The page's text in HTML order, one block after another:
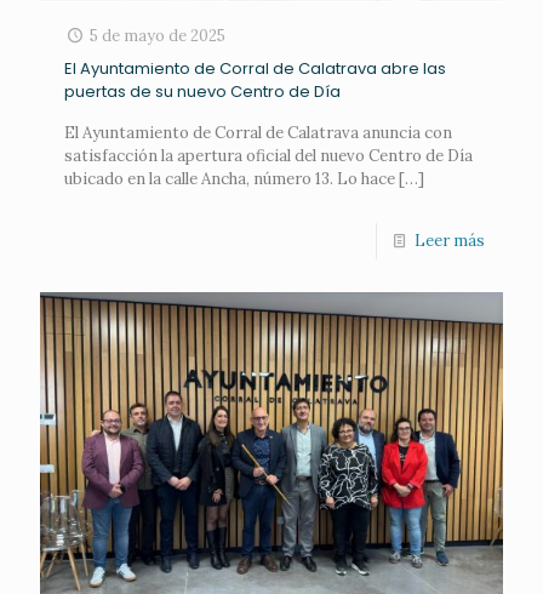
5 de mayo de 2025
El Ayuntamiento de Corral de Calatrava abre las
puertas de su nuevo Centro de Día
El Ayuntamiento de Corral de Calatrava anuncia con
satisfacción la apertura oficial del nuevo Centro de Día
ubicado en la calle Ancha, número 13. Lo hace[…]
Leer más